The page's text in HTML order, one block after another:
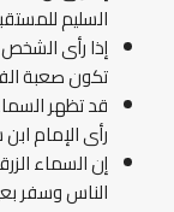
السليم
إذا رأى
تكون صعبة
قد تظهر
رأى الإمام
إن السماء
الناس وسفر